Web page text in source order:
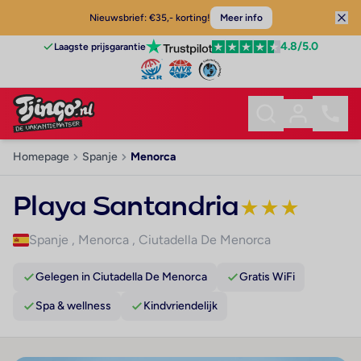
Nieuwsbrief: €35,- korting! Meer info
Laagste prijsgarantie 4.8/5.0
Homepage Spanje Menorca
Playa Santandria★★★
Spanje , Menorca , Ciutadella De Menorca
Gelegen in Ciutadella De Menorca Gratis WiFi
Spa & wellness Kindvriendelijk